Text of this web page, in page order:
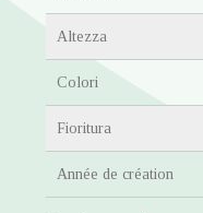
Altezza
Colori
Fioritura
Année de création